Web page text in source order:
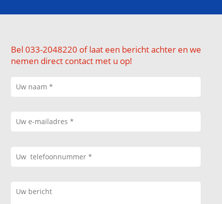
Bel 033-2048220 of laat een bericht achter en we
nemen direct contact met u op!